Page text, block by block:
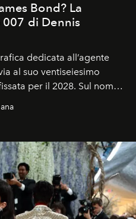
Bond? La
di Dennis
dedicata all’agente
al suo ventiseiesimo
per il 2028. Sul nome
l’eredità di Daniel
assoluto riserbo.